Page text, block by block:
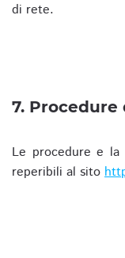
di rete.
7. Procedure
Le procedure e la
reperibili al sito